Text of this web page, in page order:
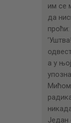
им се
да
а у
Један